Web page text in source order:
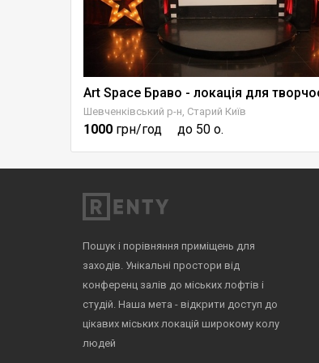
Шевченківський р-н, Старий Київ
1000 грн/год до 50 о.
Пошук і порівняння приміщень для
заходів. Унікальні простори від
конференц залів до міських лофтів і
студій. Наша мета - відкрити доступ до
цікавих міських локацій широкому колу
людей